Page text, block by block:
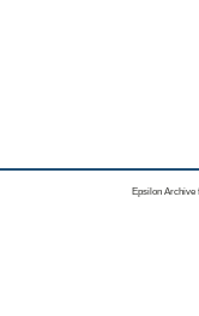
Epsilon Archive